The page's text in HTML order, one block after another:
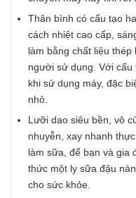
Thân bình có cấu tạo
cách nhiệt cao cấp,
làm bằng chất liệu
người sử dụng. Với cấu
khi sử dụng máy, đặc
nhỏ.
Lưỡi dao siêu bền, vô
nhuyễn, xay nhanh
làm sữa, để bạn và gia
thức một ly sữa đậu
cho sức khỏe.